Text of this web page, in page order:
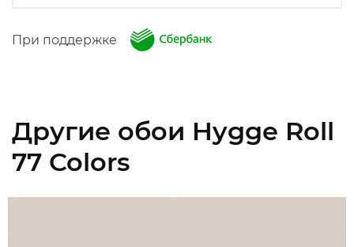
При поддержке
Другие обои Hygge Roll
77 Colors